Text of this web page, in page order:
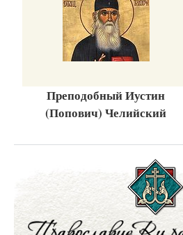
Преподобный Иустин
(Попович) Челийский